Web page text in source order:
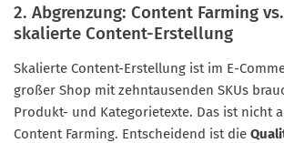
2. Abgrenzung: Content Farming
skalierte Content-Erstellung
Skalierte Content-Erstellung ist im E-
großer Shop mit zehntausenden SKUs
Produkt- und Kategorietexte. Das ist nicht
Content Farming. Entscheidend ist die